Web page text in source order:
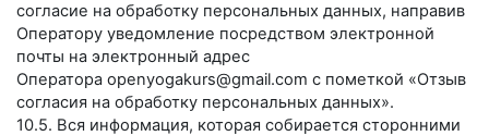
согласие на обработку персональных данных, направив
Оператору уведомление посредством электронной
почты на электронный адрес
Оператора openyogakurs@gmail.com с пометкой «Отзыв
согласия на обработку персональных данных».
10.5. Вся информация, которая собирается сторонними